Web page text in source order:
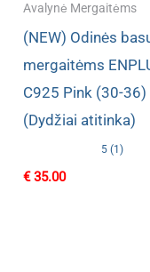
Avalynė Mergaitėms
(NEW) Odinės
mergaitėms
C925 Pink (30-36)
(Dydžiai atitinka)
5 (1)
€35.00